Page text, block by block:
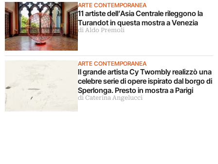
ARTE CONTEMPORANEA
11 artiste dell’Asia Centrale rileggono la
Turandot in questa mostra a Venezia
di Aldo Premoli
ARTE CONTEMPORANEA
Il grande artista Cy Twombly realizzò una
celebre serie di opere ispirato dal borgo di
Sperlonga. Presto in mostra a Parigi
di Caterina Angelucci